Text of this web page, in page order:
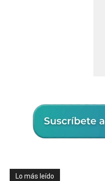
Lo más leído